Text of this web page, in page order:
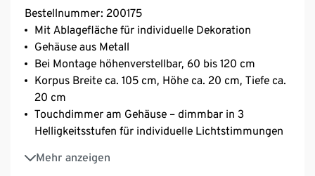
Bestellnummer: 200175
Mit Ablagefläche für individuelle Dekoration
Gehäuse aus Metall
Bei Montage höhenverstellbar, 60 bis 120 cm
Korpus Breite ca. 105 cm, Höhe ca. 20 cm, Tiefe ca.
20 cm
Touchdimmer am Gehäuse – dimmbar in 3
Helligkeitsstufen für individuelle Lichtstimmungen
Mehr anzeigen
2 LED Boards: getrennt schaltbar über Schalter am